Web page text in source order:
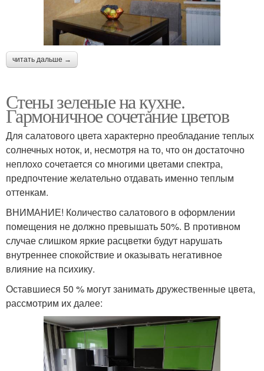
читать дальше →
Стены зеленые на кухне.
Гармоничное сочетание цветов
Для салатового цвета характерно преобладание теплых
солнечных ноток, и, несмотря на то, что он достаточно
неплохо сочетается со многими цветами спектра,
предпочтение желательно отдавать именно теплым
оттенкам.
ВНИМАНИЕ! Количество салатового в оформлении
помещения не должно превышать 50%. В противном
случае слишком яркие расцветки будут нарушать
внутреннее спокойствие и оказывать негативное
влияние на психику.
Оставшиеся 50 % могут занимать дружественные цвета,
рассмотрим их далее: